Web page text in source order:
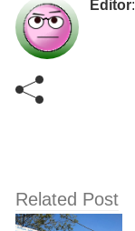
Editor:
Related Post